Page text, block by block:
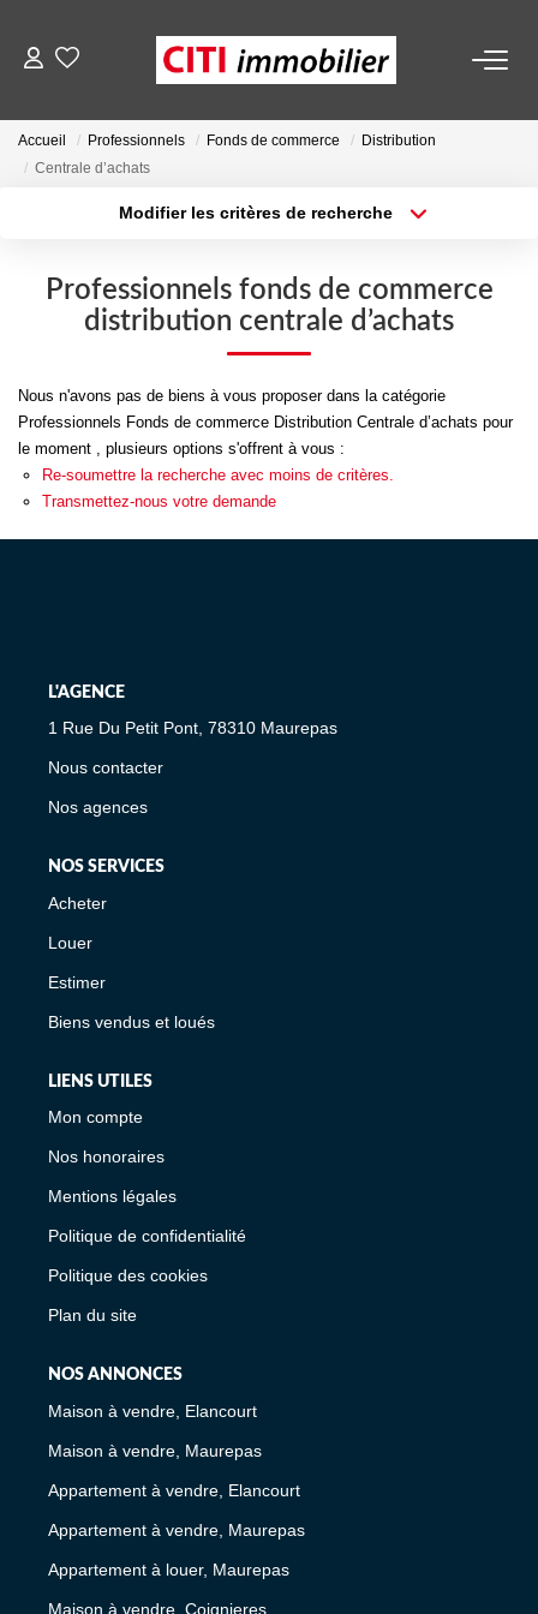
VENTES
NOS AGENCES
ACTUALITÉS
CONTACT
Accueil Professionnels Fonds de commerce
Distribution
Centrale d’achats
Modifier les critères de recherche
Type de bien
Budget max Plus de critères
Professionnels fonds de commerce
distribution centrale d’achats
Nous n'avons pas de biens à vous proposer dans la catégorie
Professionnels Fonds de commerce Distribution Centrale d’achats pour
le moment , plusieurs options s'offrent à vous :
Re-soumettre la recherche avec moins de critères.
Transmettez-nous votre demande
L'AGENCE
1 Rue Du Petit Pont, 78310 Maurepas
Nous contacter
Nos agences
NOS SERVICES
Acheter
Louer
Estimer
Biens vendus et loués
LIENS UTILES
Mon compte
Nos honoraires
Mentions légales
Politique de confidentialité
Politique des cookies
Plan du site
NOS ANNONCES
Maison à vendre, Elancourt
Maison à vendre, Maurepas
Appartement à vendre, Elancourt
Appartement à vendre, Maurepas
Appartement à louer, Maurepas
Maison à vendre, Coignieres